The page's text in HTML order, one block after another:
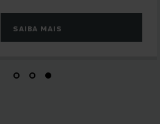
SAIBA MAIS